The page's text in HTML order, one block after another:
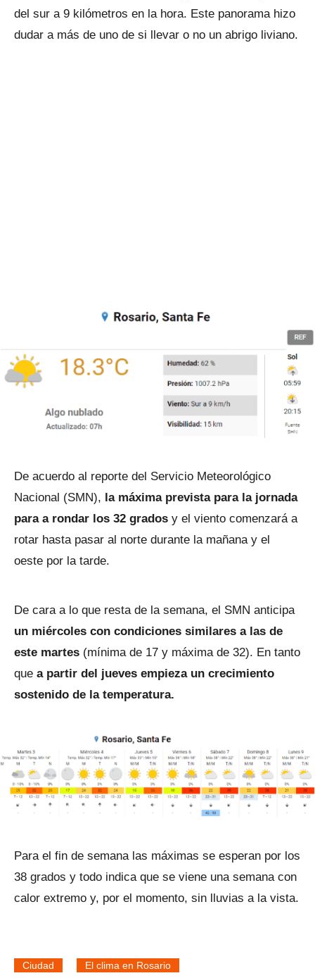
del sur a 9 kilómetros en la hora. Este panorama hizo
dudar a más de uno de si llevar o no un abrigo liviano.
De acuerdo al reporte del Servicio Meteorológico
Nacional (SMN), la máxima prevista para la jornada
para a rondar los 32 grados y el viento comenzará a
rotar hasta pasar al norte durante la mañana y el
oeste por la tarde.
De cara a lo que resta de la semana, el SMN anticipa
un miércoles con condiciones similares a las de
este martes (mínima de 17 y máxima de 32). En tanto
que a partir del jueves empieza un crecimiento
sostenido de la temperatura.
Para el fin de semana las máximas se esperan por los
38 grados y todo indica que se viene una semana con
calor extremo y, por el momento, sin lluvias a la vista.
Ciudad El clima en Rosario